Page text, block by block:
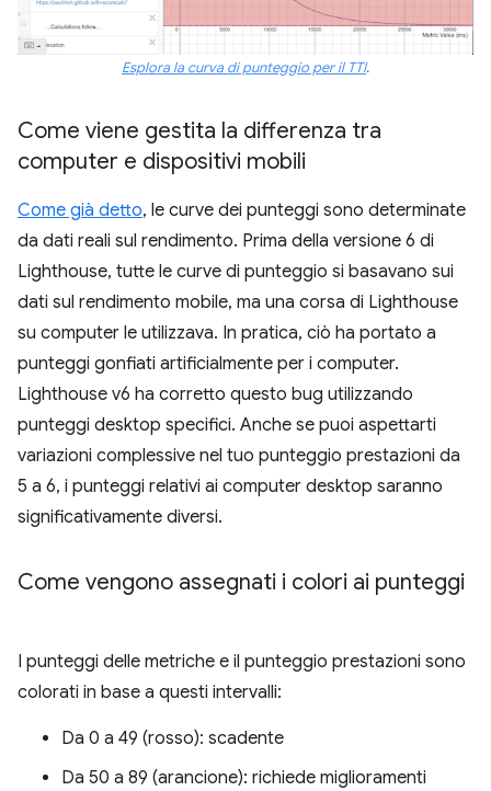
Esplora la curva di punteggio per il TTI.
Come viene gestita la differenza tra
computer e dispositivi mobili
Come già detto, le curve dei punteggi sono determinate
da dati reali sul rendimento. Prima della versione 6 di
Lighthouse, tutte le curve di punteggio si basavano sui
dati sul rendimento mobile, ma una corsa di Lighthouse
su computer le utilizzava. In pratica, ciò ha portato a
punteggi gonfiati artificialmente per i computer.
Lighthouse v6 ha corretto questo bug utilizzando
punteggi desktop specifici. Anche se puoi aspettarti
variazioni complessive nel tuo punteggio prestazioni da
5 a 6, i punteggi relativi ai computer desktop saranno
significativamente diversi.
Come vengono assegnati i colori ai punteggi
I punteggi delle metriche e il punteggio prestazioni sono
colorati in base a questi intervalli:
Da 0 a 49 (rosso): scadente
Da 50 a 89 (arancione): richiede miglioramenti